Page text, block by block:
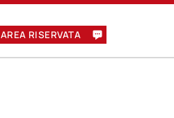
AREA RISERVATA